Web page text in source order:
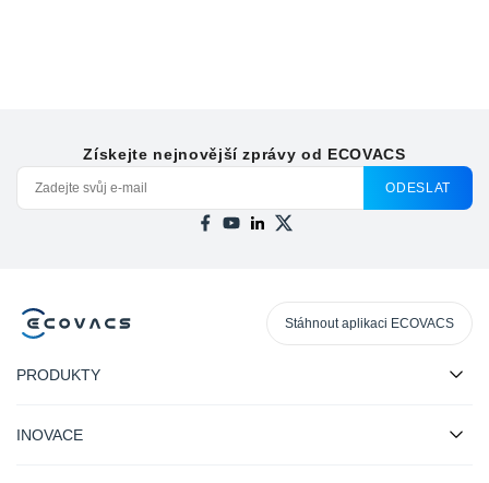
Získejte nejnovější zprávy od ECOVACS
ODESLAT
Stáhnout aplikaci ECOVACS
PRODUKTY
INOVACE